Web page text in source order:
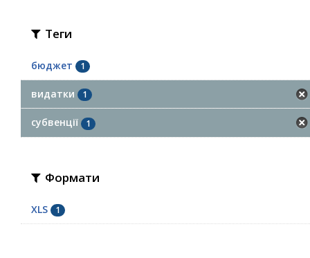
Теги
бюджет 1
видатки 1
субвенції 1
Формати
XLS 1